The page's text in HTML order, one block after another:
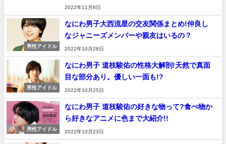
2022年11月8日
男性アイドル
なにわ男子大西流星の交友関係まとめ!仲良し
なジャニーズメンバーや親友はいるの？
2022年10月28日
男性アイドル
なにわ男子 道枝駿佑の性格大解剖!天然で真面
目な部分あり。優しい一面も!?
2022年10月25日
男性アイドル
なにわ男子 道枝駿佑の好きな物って?食べ物か
ら好きなアニメに色まで大紹介!!
2022年10月23日